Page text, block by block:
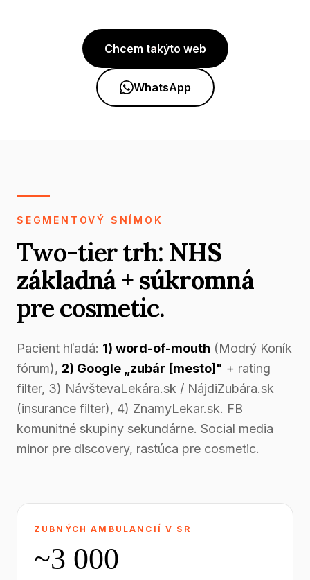
Chcem takýto web
WhatsApp
SEGMENTOVÝ SNÍMOK
Two-tier trh: NHS
základná + súkromná
pre cosmetic.
Pacient hľadá: 1) word-of-mouth (Modrý Koník
fórum), 2) Google „zubár [mesto]" + rating
filter, 3) NávštevaLekára.sk / NájdiZubára.sk
(insurance filter), 4) ZnamyLekar.sk. FB
komunitné skupiny sekundárne. Social media
minor pre discovery, rastúca pre cosmetic.
ZUBNÝCH AMBULANCIÍ V SR
~3 000